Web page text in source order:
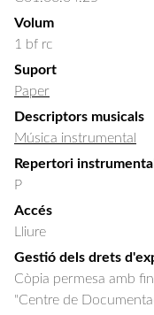
Volum
1 bf rc
Suport
Paper
Descriptors musicals
Música instrumental
Repertori instrumental
P
Accés
Lliure
Gestió dels drets
Còpia permesa amb
"Centre de